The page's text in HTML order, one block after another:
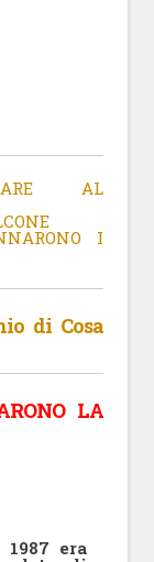
AL
I
di Cosa
LA
era